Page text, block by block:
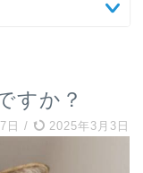
すか？
日 / 2025年3月3日